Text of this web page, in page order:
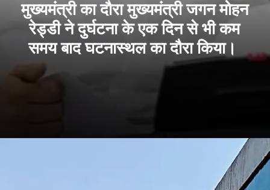
मुख्यमंत्री का दौरा मुख्यमंत्री जगन मोहन
रेड्डी ने दुर्घटना के एक दिन से भी कम
समय बाद घटनास्थल का दौरा किया।